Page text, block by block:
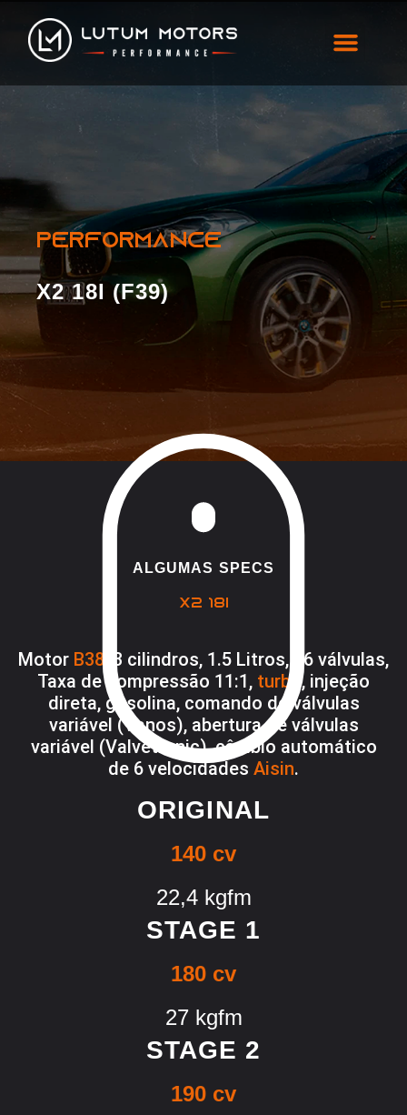
BMW X2 18i (F39)
PERFORMANCE
X2 18I (F39)
ALGUMAS SPECS
X2 18I
Motor B38 , 3 cilindros, 1.5 Litros, 16 válvulas,
Taxa de compressão 11:1, turbo, injeção
direta, gasolina, comando de válvulas
variável (Vanos), abertura de válvulas
variável (Valvetronic), câmbio automático
de 6 velocidades Aisin.
ORIGINAL
140 cv
22,4 kgfm
STAGE 1
180 cv
27 kgfm
STAGE 2
190 cv